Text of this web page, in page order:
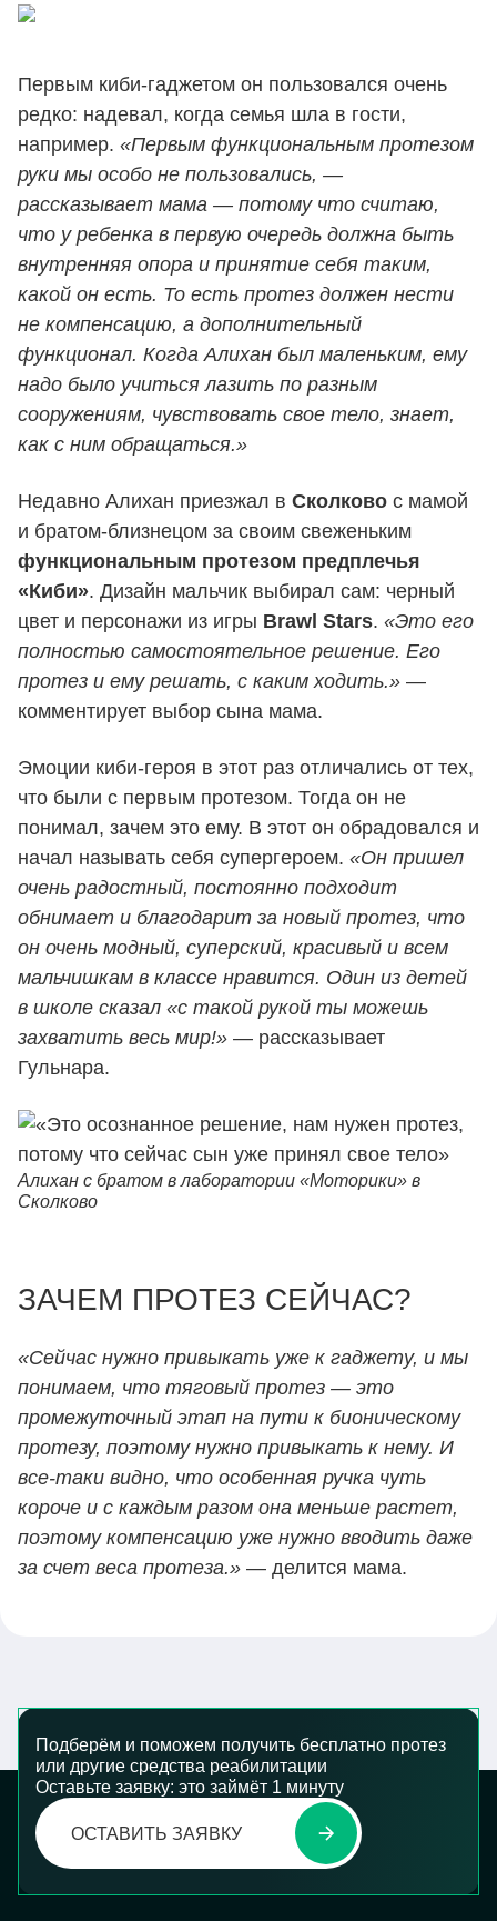
Первым киби-гаджетом он пользовался очень
редко: надевал, когда семья шла в гости,
например. «Первым функциональным протезом
руки мы особо не пользовались, —
рассказывает мама — потому что считаю,
что у ребенка в первую очередь должна быть
внутренняя опора и принятие себя таким,
какой он есть. То есть протез должен нести
не компенсацию, а дополнительный
функционал. Когда Алихан был маленьким, ему
надо было учиться лазить по разным
сооружениям, чувствовать свое тело, знает,
как с ним обращаться.»
Недавно Алихан приезжал в Сколково с мамой
и братом-близнецом за своим свеженьким
функциональным протезом предплечья
«Киби». Дизайн мальчик выбирал сам: черный
цвет и персонажи из игры Brawl Stars. «Это его
полностью самостоятельное решение. Его
протез и ему решать, с каким ходить.» —
комментирует выбор сына мама.
Эмоции киби-героя в этот раз отличались от тех,
что были с первым протезом. Тогда он не
понимал, зачем это ему. В этот он обрадовался и
начал называть себя супергероем. «Он пришел
очень радостный, постоянно подходит
обнимает и благодарит за новый протез, что
он очень модный, суперский, красивый и всем
мальчишкам в классе нравится. Один из детей
в школе сказал «с такой рукой ты можешь
захватить весь мир!» — рассказывает
Гульнара.
Алихан с братом в лаборатории «Моторики» в
Сколково
ЗАЧЕМ ПРОТЕЗ СЕЙЧАС?
«Сейчас нужно привыкать уже к гаджету, и мы
понимаем, что тяговый протез — это
промежуточный этап на пути к бионическому
протезу, поэтому нужно привыкать к нему. И
все-таки видно, что особенная ручка чуть
короче и с каждым разом она меньше растет,
поэтому компенсацию уже нужно вводить даже
за счет веса протеза.» — делится мама.
Подберём и поможем получить бесплатно протез
или другие средства реабилитации
Оставьте заявку: это займёт 1 минуту
ОСТАВИТЬ ЗАЯВКУ